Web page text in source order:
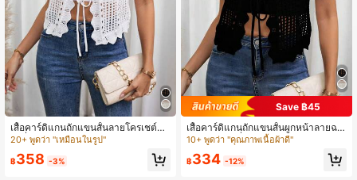
เสื้อคาร์ดิแกนถักแขนสั้นลายโครเชต์ลา
ยคลื่น, สไตล์หวานและสง่างาม, สำหรับ
20+ พูดว่า "เหมือนในรูป"
฿358 -3%
Save ฿45
เสื้อคาร์ดิแกนถักแขนสั้นผูกหน้าลายฉลุ
ชายระบายคลื่นหรูหรา สไตล์หวานสำห
10+ พูดว่า "คุณภาพเนื้อผ้าดี"
฿334 -12%